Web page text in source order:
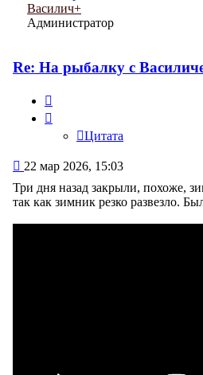
Василич+
Администратор
Re: На рыбалку с
Цитата
Сообщение
22 мар 2026, 15:03
Три дня назад закрыли, похоже,
так как зимник резко развезло.